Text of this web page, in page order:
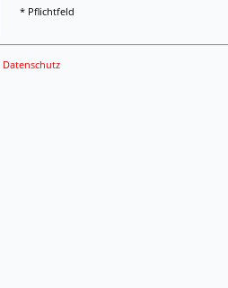
* Pflichtfeld
Datenschutz